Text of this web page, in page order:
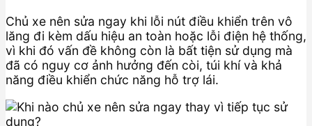
Chủ xe nên sửa ngay khi lỗi nút điều khiển trên vô
lăng đi kèm dấu hiệu an toàn hoặc lỗi điện hệ thống,
vì khi đó vấn đề không còn là bất tiện sử dụng mà
đã có nguy cơ ảnh hưởng đến còi, túi khí và khả
năng điều khiển chức năng hỗ trợ lái.